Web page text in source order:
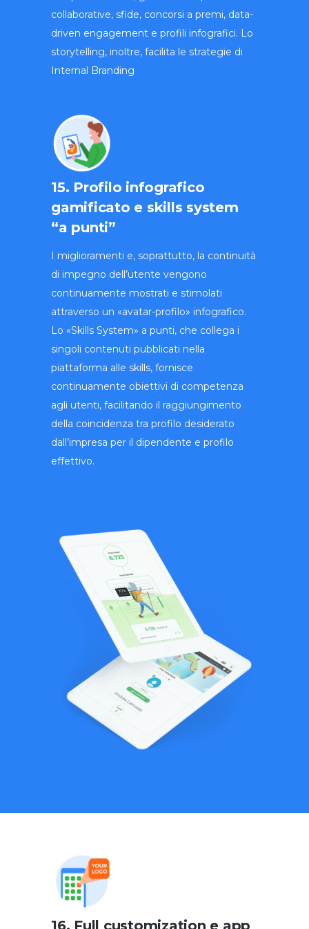
collaborative, sfide, concorsi a premi, data-
driven engagement e profili infografici. Lo
storytelling, inoltre, facilita le strategie di
Internal Branding
15. Profilo infografico
gamificato e skills system
“a punti”
I miglioramenti e, soprattutto, la continuità
di impegno dell’utente vengono
continuamente mostrati e stimolati
attraverso un «avatar-profilo» infografico.
Lo «Skills System» a punti, che collega i
singoli contenuti pubblicati nella
piattaforma alle skills, fornisce
continuamente obiettivi di competenza
agli utenti, facilitando il raggiungimento
della coincidenza tra profilo desiderato
dall’impresa per il dipendente e profilo
effettivo.
16. Full customization e app